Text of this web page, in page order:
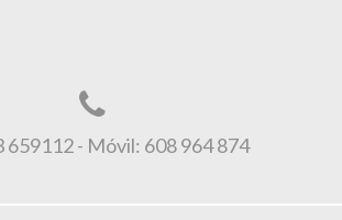
659112 - Móvil: 608 964 874